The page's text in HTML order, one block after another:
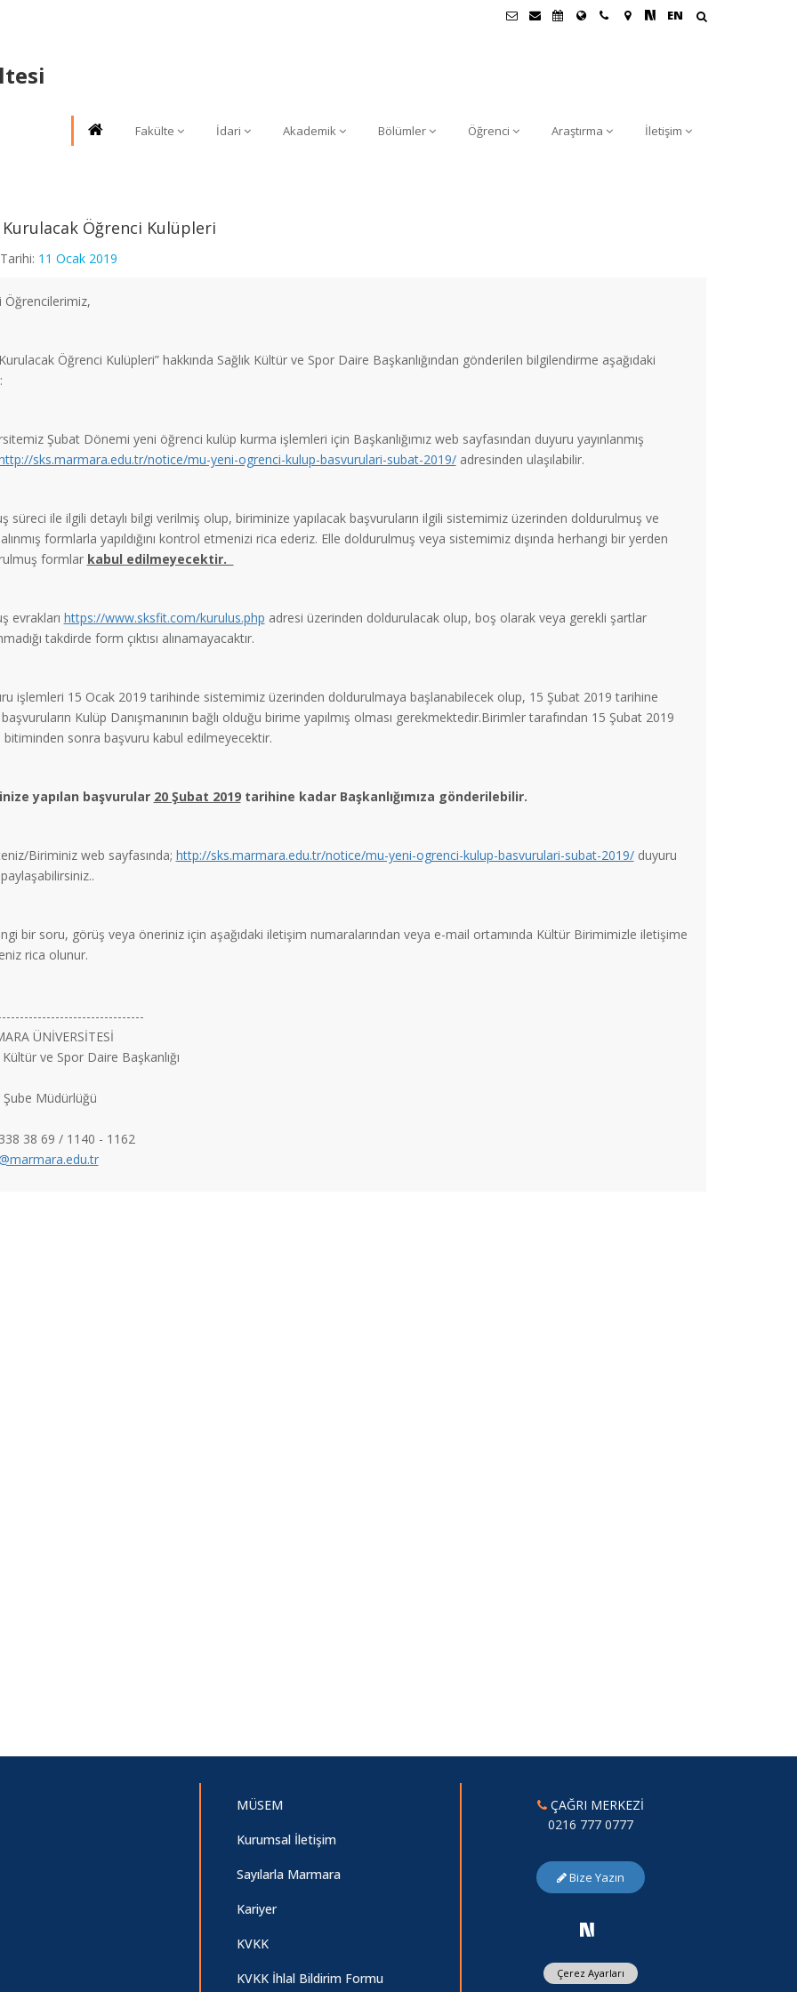
EN
Fakülte İdari Akademik Bölümler Öğrenci Araştırma İletişim
Kurulacak Öğrenci Kulüpleri
11 Ocak 2019
Öğrencilerimiz,
Öğrenci Kulüpleri” hakkında Sağlık Kültür ve Spor Daire Başkanlığından gönderilen bilgilendirme aşağıdaki
Şubat Dönemi yeni öğrenci kulüp kurma işlemleri için Başkanlığımız web sayfasından duyuru yayınlanmış
sks.marmara.edu.tr/notice/mu-yeni-ogrenci-kulup-basvurulari-subat-2019/adresinden ulaşılabilir.
süreci ile ilgili detaylı bilgi verilmiş olup, biriminize yapılacak başvuruların ilgili sistemimiz üzerinden doldurulmuş ve
alınmış formlarla yapıldığını kontrol etmenizi rica ederiz. Elle doldurulmuş veya sistemimiz dışında herhangi bir yerden
formlar kabul edilmeyecektir.
evrakları https://www.sksfit.com/kurulus.php adresi üzerinden doldurulacak olup, boş olarak veya gerekli şartlar
takdirde form çıktısı alınamayacaktır.
işlemleri 15 Ocak 2019 tarihinde sistemimiz üzerinden doldurulmaya başlanabilecek olup, 15 Şubat 2019 tarihine
Kulüp Danışmanının bağlı olduğu birime yapılmış olması gerekmektedir.Birimler tarafından 15 Şubat 2019
bitiminden sonra başvuru kabul edilmeyecektir.
yapılan başvurular 20 Şubat 2019tarihine kadar Başkanlığımıza gönderilebilir.
Biriminiz web sayfasında; http://sks.marmara.edu.tr/notice/mu-yeni-ogrenci-kulup-basvurulari-subat-2019/duyuru
bir soru, görüş veya öneriniz için aşağıdaki iletişim numaralarından veya e-mail ortamında Kültür Birimimizle iletişime
rica olunur.
ÜNİVERSİTESİ
Kültür ve Spor Daire Başkanlığı
Şube Müdürlüğü
38 69 / 1140 - 1162
MÜSEM
Kurumsal İletişim
Sayılarla Marmara
Kariyer
KVKK
KVKK İhlal Bildirim Formu
ÇAĞRI MERKEZİ
0216 777 0777
Bize Yazın
Çerez Ayarları